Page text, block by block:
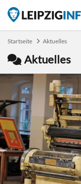
Startseite Aktuelles
Aktuelles